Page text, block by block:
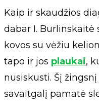
Kaip ir skaudžios
dabar I. Burlinskaitė
kovos su vėžiu
tapo ir jos plaukai,
nusiskusti. Šį
savaitgalį pamatė